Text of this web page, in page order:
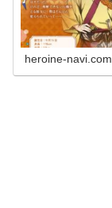
heroine-navi.com